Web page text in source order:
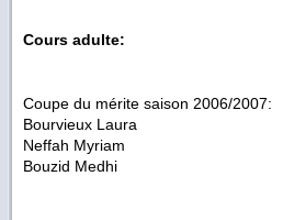
Cours adulte:
Coupe du mérite saison 2006/2007:
Bourvieux Laura
Neffah Myriam
Bouzid Medhi